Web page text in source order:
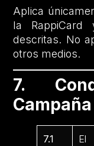
Aplica
la
descritas. No
otros medios.
7.
Campaña
7.1
El